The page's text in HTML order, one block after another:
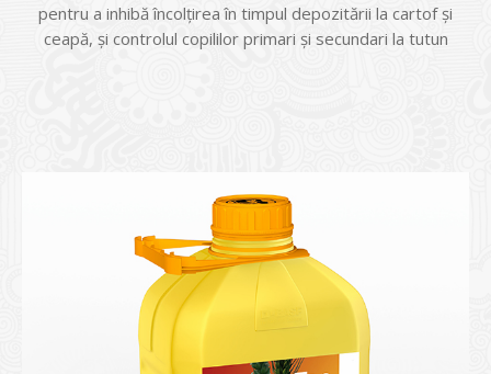
pentru a inhibă încolțirea în timpul depozitării la cartof și
ceapă, și controlul copililor primari și secundari la tutun